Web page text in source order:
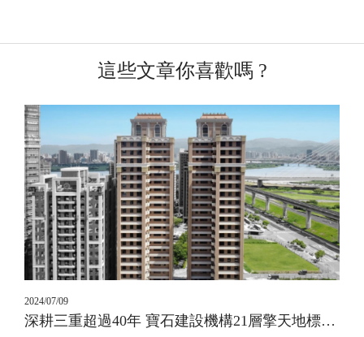
這些文章你喜歡嗎 ?
2024/07/09
深耕三重超過40年 寶石建設機構21層擎天地標建築